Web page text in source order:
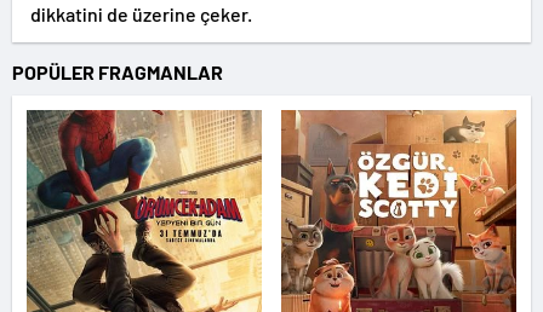
dikkatini de üzerine çeker.
POPÜLER FRAGMANLAR